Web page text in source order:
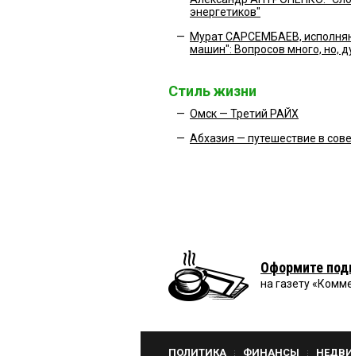
энергетиков"
— Мурат САРСЕМБАЕВ,
машин": Вопросов много, но,
Стиль жизни
— Омск — Третий РАЙХ
— Абхазия — путешествие в
Оформите
на газету
ПОЛИТИКА ФИНАНСЫ